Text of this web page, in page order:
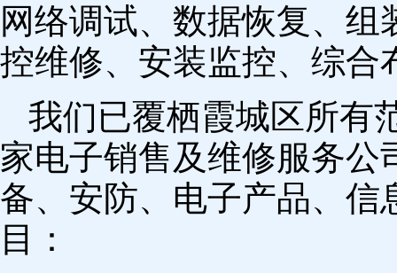
网络调试、数据恢复、
控维修、安装监控、综合
我们已覆栖霞城区所有
家电子销售及维修服务公
备、安防、电子产品、信
目：